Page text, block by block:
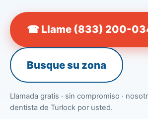
☎ Llame (833) 200-
Busque su zona
Llamada gratis · sin compromiso ·
dentista de Turlock por usted.